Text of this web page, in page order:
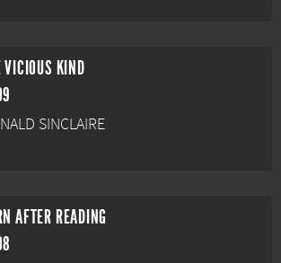
VICIOUS KIND
SINCLAIRE
AFTER READING